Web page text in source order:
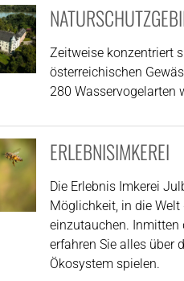
Zeitweise konzentriert
österreichischen
280 Wasservogelarten
ERLEBNISIMKEREI
Die Erlebnis Imkerei
Möglichkeit, in die
einzutauchen.
erfahren Sie alles über
Ökosystem spielen.